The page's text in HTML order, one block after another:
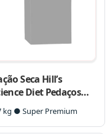
Seca Hill’s
Diet Pedaços
para Cães
kg ● Super Premium